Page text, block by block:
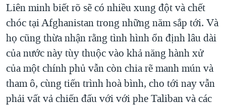
Liên minh biết rõ sẽ có nhiều xung đột và chết
chóc tại Afghanistan trong những năm sắp tới. Và
họ cũng thừa nhận rằng tình hình ổn định lâu dài
của nước này tùy thuộc vào khả năng hành xử
của một chính phủ vẫn còn chia rẽ manh mún và
tham ô, cùng tiến trình hoà bình, cho tới nay vẫn
phải vất vả chiến đấu với với phe Taliban và các